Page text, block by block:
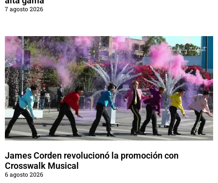
7 agosto 2026
James Corden revolucionó la promoción con
Crosswalk Musical
6 agosto 2026